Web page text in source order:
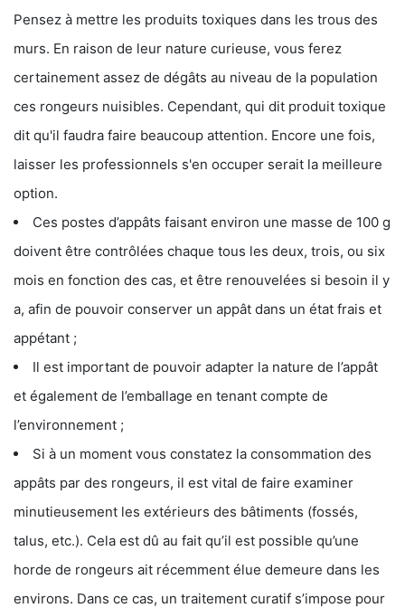
Pensez à mettre les produits toxiques dans les trous des
murs. En raison de leur nature curieuse, vous ferez
certainement assez de dégâts au niveau de la population
ces rongeurs nuisibles. Cependant, qui dit produit toxique
dit qu'il faudra faire beaucoup attention. Encore une fois,
laisser les professionnels s'en occuper serait la meilleure
option.
Ces postes d’appâts faisant environ une masse de 100 g
doivent être contrôlées chaque tous les deux, trois, ou six
mois en fonction des cas, et être renouvelées si besoin il y
a, afin de pouvoir conserver un appât dans un état frais et
appétant ;
Il est important de pouvoir adapter la nature de l’appât
et également de l’emballage en tenant compte de
l’environnement ;
Si à un moment vous constatez la consommation des
appâts par des rongeurs, il est vital de faire examiner
minutieusement les extérieurs des bâtiments (fossés,
talus, etc.). Cela est dû au fait qu’il est possible qu’une
horde de rongeurs ait récemment élue demeure dans les
environs. Dans ce cas, un traitement curatif s’impose pour